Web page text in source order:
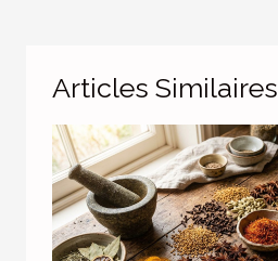
Articles Similaires